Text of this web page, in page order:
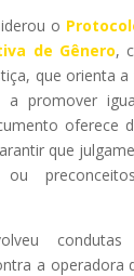
o
de Gênero,
que orienta
a promover
oferece
que
ou
a operadora